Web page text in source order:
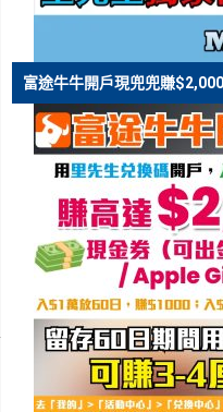
富途牛牛開戶現兜兜賺$2,000